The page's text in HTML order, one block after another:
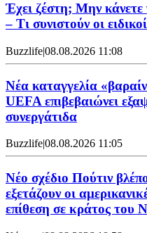
Έχει ζέστη; Μην κάνετε
– Τι συνιστούν οι ειδικοί
Buzzlife|08.08.2026 11:08
Νέα καταγγελία
UEFA επιβεβαιώνει
συνεργάτιδα
Buzzlife|08.08.2026 11:05
Νέο σχέδιο Πούτιν
εξετάζουν οι
επίθεση σε κράτος του